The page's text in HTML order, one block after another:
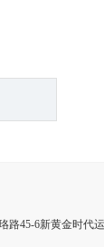
路45-6新黄金时代